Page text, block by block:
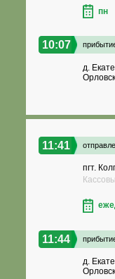
пн
10:07
д.
11:41
пгт.
11:44
д.